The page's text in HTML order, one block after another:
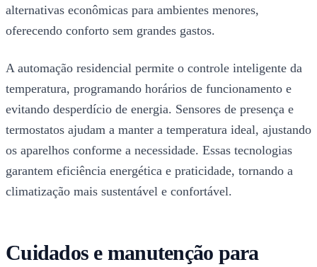
alternativas econômicas para ambientes menores,
oferecendo conforto sem grandes gastos.
A automação residencial permite o controle inteligente da
temperatura, programando horários de funcionamento e
evitando desperdício de energia. Sensores de presença e
termostatos ajudam a manter a temperatura ideal, ajustando
os aparelhos conforme a necessidade. Essas tecnologias
garantem eficiência energética e praticidade, tornando a
climatização mais sustentável e confortável.
Cuidados e manutenção para